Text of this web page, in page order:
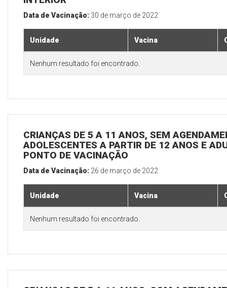
Data de Vacinação: 30 de março de 2022
Unidade Vacina
Nenhum resultado foi encontrado.
CRIANÇAS DE 5 A 11 ANOS, SEM
ADOLESCENTES A PARTIR DE 12 ANOS E
PONTO DE VACINAÇÃO
Data de Vacinação: 26 de março de 2022
Unidade Vacina
Nenhum resultado foi encontrado.